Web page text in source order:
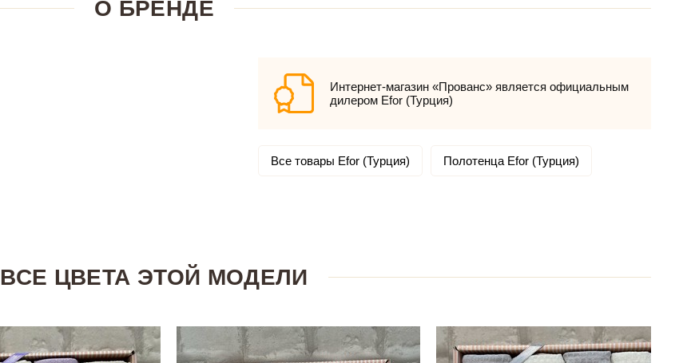
О БРЕНДЕ
Интернет-магазин «Прованс» является официальным
дилером Efor (Турция)
Все товары Efor (Турция) Полотенца Efor (Турция)
ВСЕ ЦВЕТА ЭТОЙ МОДЕЛИ